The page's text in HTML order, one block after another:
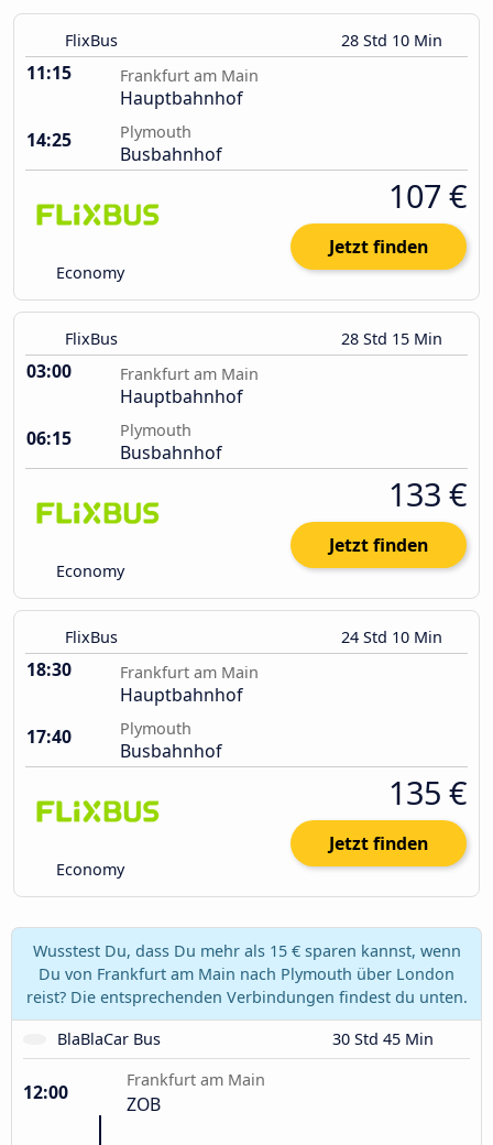
FlixBus 28 Std 10 Min
11:15 Frankfurt am Main
Hauptbahnhof
14:25
Plymouth
Busbahnhof
Economy
107 €
Jetzt finden
FlixBus 28 Std 15 Min
03:00 Frankfurt am Main
Hauptbahnhof
06:15
Plymouth
Busbahnhof
Economy
133 €
Jetzt finden
FlixBus 24 Std 10 Min
18:30 Frankfurt am Main
Hauptbahnhof
17:40
Plymouth
Busbahnhof
Economy
135 €
Jetzt finden
Wusstest Du, dass Du mehr als 15 € sparen kannst, wenn
Du von Frankfurt am Main nach Plymouth über London
reist? Die entsprechenden Verbindungen findest du unten.
BlaBlaCar Bus
30 Std 45 Min
12:00
Frankfurt am Main
ZOB